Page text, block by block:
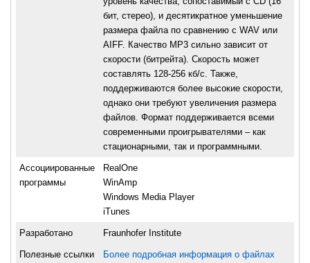
бит, стерео), и десятикратное уменьшение
размера файла по сравнению с WAV или
AIFF. Качество МР3 сильно зависит от
скорости (битрейта). Скорость может
составлять 128-256 кб/с. Также,
поддерживаются более высокие скорости,
однако они требуют увеличения размера
файлов. Формат поддерживается всеми
современными проигрывателями – как
стационарными, так и программными.
Ассоциированные
программы
RealOne
WinAmp
Windows Media Player
iTunes
Разработано Fraunhofer Institute
Полезные ссылки
Более подробная информация о файлах